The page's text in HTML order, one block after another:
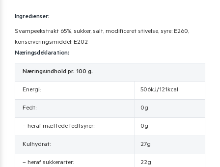
Ingredienser:
Svampeekstrakt 65%, sukker, salt, modificeret stivelse, syre: E260,
konserveringsmiddel: E202
Næringsdeklaration:
Næringsindhold pr. 100 g.
Energi: 506kJ/121kcal
Fedt: 0g
– heraf mættede fedtsyrer: 0g
Kulhydrat: 27g
– heraf sukkerarter: 22g